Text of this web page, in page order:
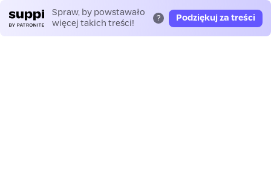
Spraw, by powstawało
więcej takich treści!
? Podziękuj za treści